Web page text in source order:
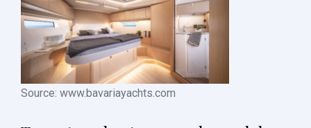
Source: www.bavariayachts.com